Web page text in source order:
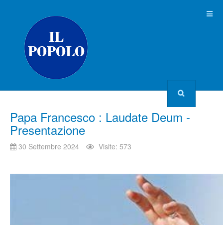
Papa Francesco : Laudate Deum -
Presentazione
30 Settembre 2024 Visite: 573